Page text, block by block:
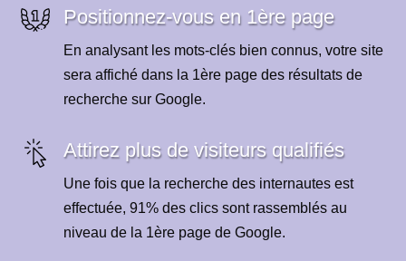
Positionnez-vous en 1ère page
En analysant les mots-clés bien connus, votre site
sera affiché dans la 1ère page des résultats de
recherche sur Google.
Attirez plus de visiteurs qualifiés
Une fois que la recherche des internautes est
effectuée, 91% des clics sont rassemblés au
niveau de la 1ère page de Google.